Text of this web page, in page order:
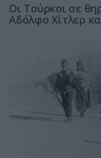
Οι Τούρκοι σε
Αδόλφο Χίτλερ